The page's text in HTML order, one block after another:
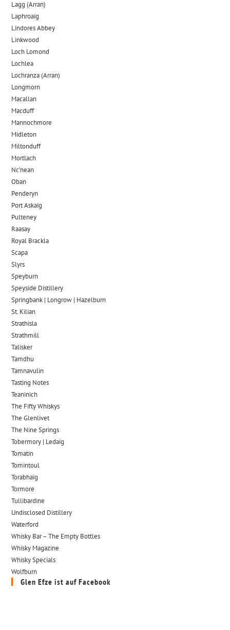
Lagg (Arran)
Laphroaig
Lindores Abbey
Linkwood
Loch Lomond
Lochlea
Lochranza (Arran)
Longmorn
Macallan
Macduff
Mannochmore
Midleton
Miltonduff
Mortlach
Nc’nean
Oban
Penderyn
Port Askaig
Pulteney
Raasay
Royal Brackla
Scapa
Slyrs
Speyburn
Speyside Distillery
Springbank | Longrow | Hazelburn
St. Kilian
Strathisla
Strathmill
Talisker
Tamdhu
Tamnavulin
Tasting Notes
Teaninich
The Fifty Whiskys
The Glenlivet
The Nine Springs
Tobermory | Ledaig
Tomatin
Tomintoul
Torabhaig
Tormore
Tullibardine
Undisclosed Distillery
Waterford
Whisky Bar – The Empty Bottles
Whisky Magazine
Whisky Specials
Wolfburn
Glen Efze ist auf Facebook